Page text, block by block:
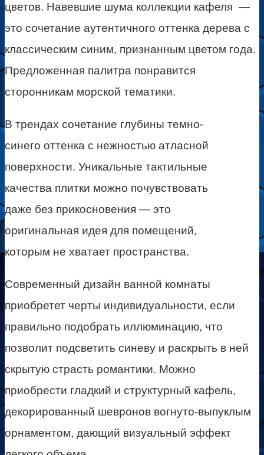
цветов. Навевшие шума коллекции кафеля —
это сочетание аутентичного оттенка дерева с
классическим синим, признанным цветом года.
Предложенная палитра понравится
сторонникам морской тематики.
В трендах сочетание глубины темно-
синего оттенка с нежностью атласной
поверхности. Уникальные тактильные
качества плитки можно почувствовать
даже без прикосновения — это
оригинальная идея для помещений,
которым не хватает пространства.
Современный дизайн ванной комнаты
приобретет черты индивидуальности, если
правильно подобрать иллюминацию, что
позволит подсветить синеву и раскрыть в ней
скрытую страсть романтики. Можно
приобрести гладкий и структурный кафель,
декорированный шевронов вогнуто-выпуклым
орнаментом, дающий визуальный эффект